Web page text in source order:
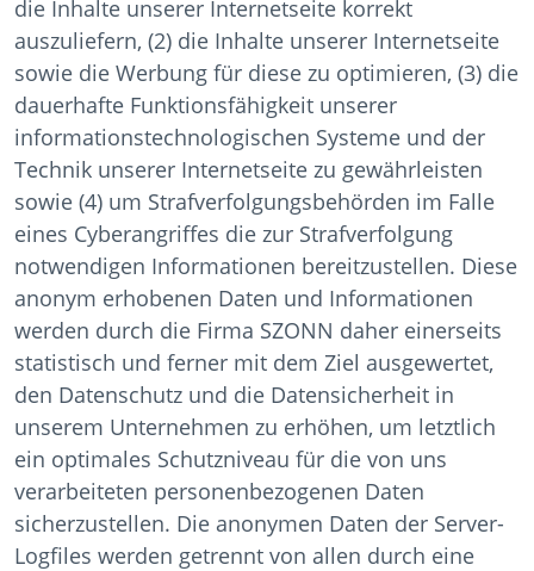
die Inhalte unserer Internetseite korrekt
auszuliefern, (2) die Inhalte unserer Internetseite
sowie die Werbung für diese zu optimieren, (3) die
dauerhafte Funktionsfähigkeit unserer
informationstechnologischen Systeme und der
Technik unserer Internetseite zu gewährleisten
sowie (4) um Strafverfolgungsbehörden im Falle
eines Cyberangriffes die zur Strafverfolgung
notwendigen Informationen bereitzustellen. Diese
anonym erhobenen Daten und Informationen
werden durch die Firma SZONN daher einerseits
statistisch und ferner mit dem Ziel ausgewertet,
den Datenschutz und die Datensicherheit in
unserem Unternehmen zu erhöhen, um letztlich
ein optimales Schutzniveau für die von uns
verarbeiteten personenbezogenen Daten
sicherzustellen. Die anonymen Daten der Server-
Logfiles werden getrennt von allen durch eine